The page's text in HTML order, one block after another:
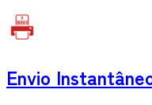
Envio